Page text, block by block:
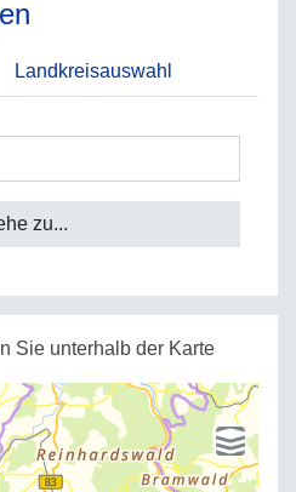
Landkreisauswahl
zu...
Sie unterhalb der Karte